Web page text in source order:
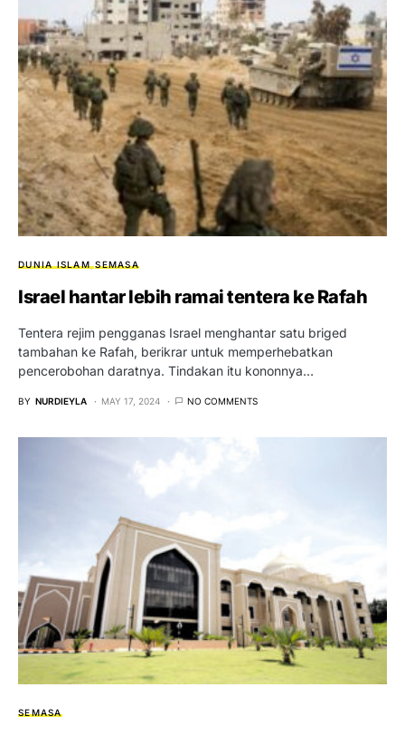
DUNIA ISLAM SEMASA
Israel hantar lebih ramai tentera ke Rafah
Tentera rejim pengganas Israel menghantar satu briged
tambahan ke Rafah, berikrar untuk memperhebatkan
pencerobohan daratnya. Tindakan itu kononnya…
BY NURDIEYLA MAY 17, 2024 NO COMMENTS
SEMASA